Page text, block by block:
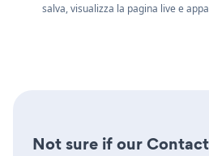
salva, visualizza la pagina live e
Not sure if our